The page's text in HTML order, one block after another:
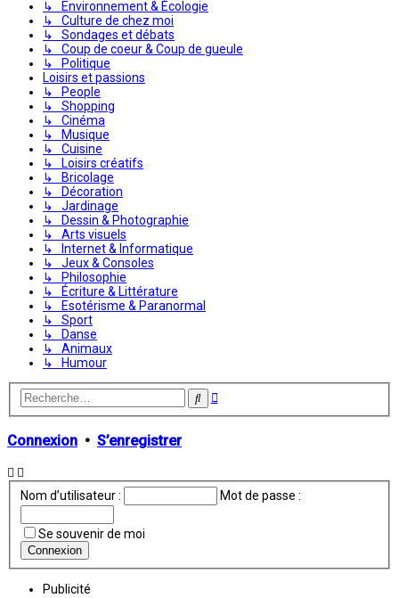
↳ Environnement & Écologie
↳ Culture de chez moi
↳ Sondages et débats
↳ Coup de coeur & Coup de gueule
↳ Politique
Loisirs et passions
↳ People
↳ Shopping
↳ Cinéma
↳ Musique
↳ Cuisine
↳ Loisirs créatifs
↳ Bricolage
↳ Décoration
↳ Jardinage
↳ Dessin & Photographie
↳ Arts visuels
↳ Internet & Informatique
↳ Jeux & Consoles
↳ Philosophie
↳ Écriture & Littérature
↳ Esotérisme & Paranormal
↳ Sport
↳ Danse
↳ Animaux
↳ Humour
Rechercher
Recherche
Connexion • S’enregistrer
Nom d’utilisateur : Mot de passe :
Se souvenir de moi
Publicité